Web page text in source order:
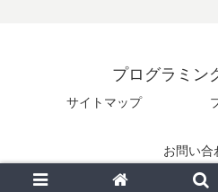
プログラミン
サイトマップ
お問い合
© 2025 プログラミ